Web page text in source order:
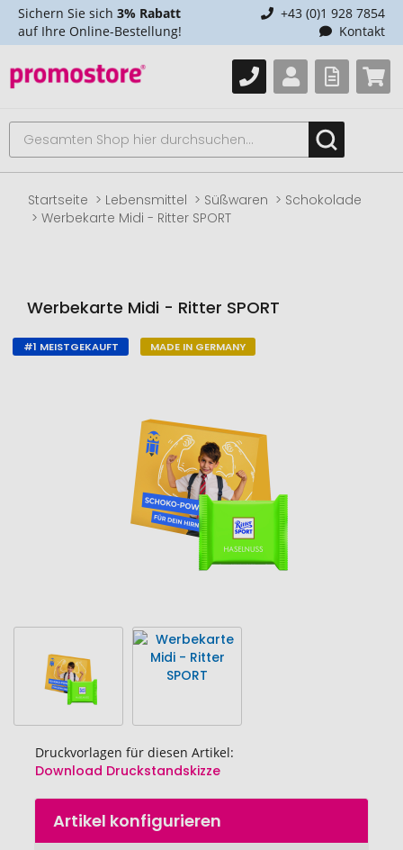
Sichern Sie sich 3% Rabatt
auf Ihre Online-Bestellung!
+43 (0)1 928 7854
Kontakt
Startseite Lebensmittel Süßwaren
Schokolade
Werbekarte Midi - Ritter SPORT
Werbekarte Midi - Ritter SPORT
Zum
Druckvorlagen für diesen Artikel:
Download Druckstandskizze
Zum
Anfang
#1 MEISTGEKAUFT MADE IN GERMANY
Artikel konfigurieren